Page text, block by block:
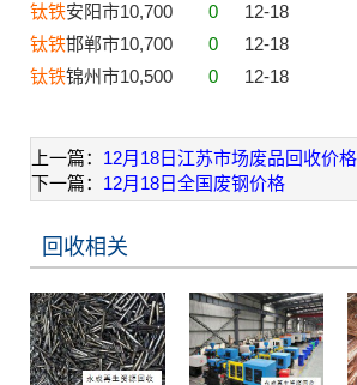
钛铁安阳市10,700 0
12-18
钛铁邯郸市10,700 0
12-18
钛铁锦州市10,500 0 12-18
上一篇： 12月18日江苏市场废品回收价格
下一篇： 12月18日全国废钢价格
回收相关